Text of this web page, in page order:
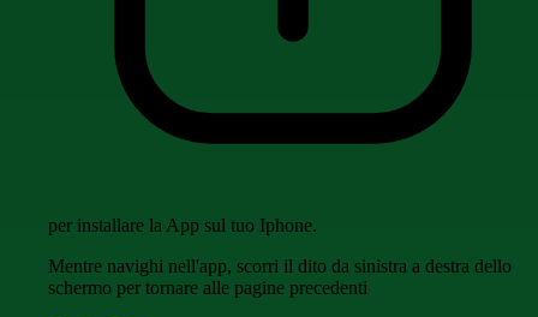
per installare la App sul tuo Iphone.
Mentre navighi nell'app, scorri il dito da sinistra a destra dello
schermo per tornare alle pagine precedenti